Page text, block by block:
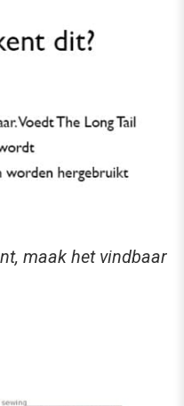
maak het vindbaar